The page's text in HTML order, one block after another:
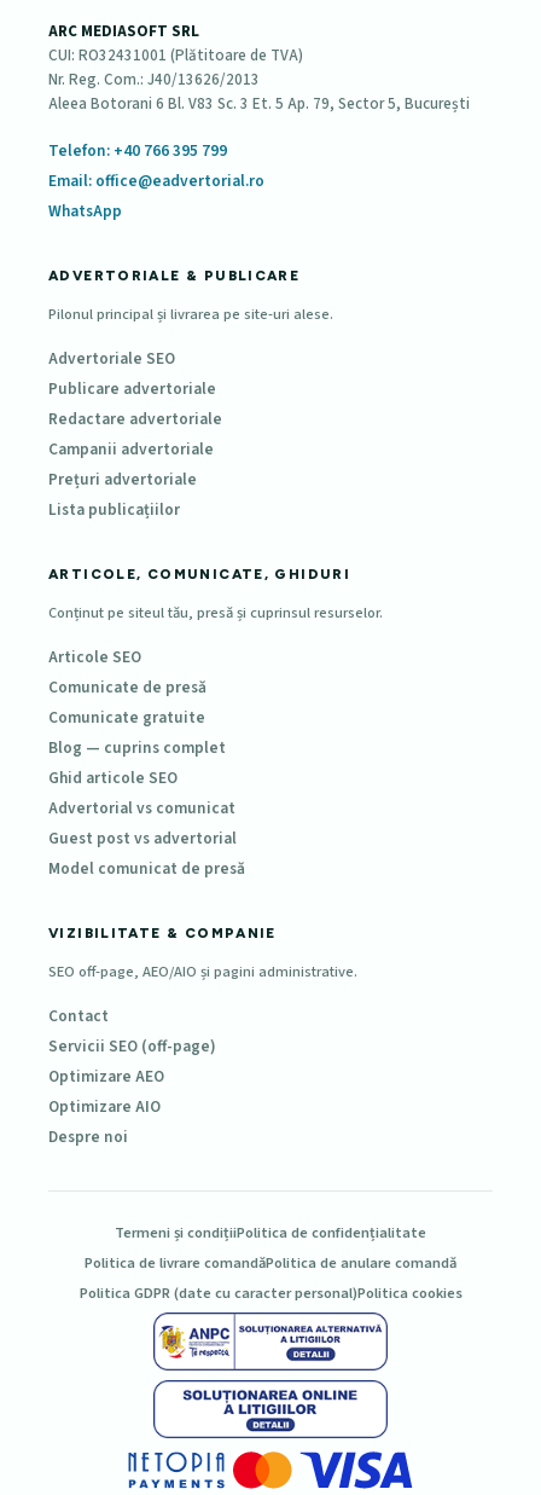
ARC MEDIASOFT SRL
CUI: RO32431001 (Plătitoare de TVA)
Nr. Reg. Com.: J40/13626/2013
Aleea Botorani 6 Bl. V83 Sc. 3 Et. 5 Ap. 79, Sector 5, București
Telefon: +40 766 395 799
Email: office@eadvertorial.ro
WhatsApp
ADVERTORIALE & PUBLICARE
Pilonul principal și livrarea pe site-uri alese.
Advertoriale SEO
Publicare advertoriale
Redactare advertoriale
Campanii advertoriale
Prețuri advertoriale
Lista publicațiilor
ARTICOLE, COMUNICATE, GHIDURI
Conținut pe siteul tău, presă și cuprinsul resurselor.
Articole SEO
Comunicate de presă
Comunicate gratuite
Blog — cuprins complet
Ghid articole SEO
Advertorial vs comunicat
Guest post vs advertorial
Model comunicat de presă
VIZIBILITATE & COMPANIE
SEO off-page, AEO/AIO și pagini administrative.
Contact
Servicii SEO (off-page)
Optimizare AEO
Optimizare AIO
Despre noi
Termeni și condițiiPolitica de confidențialitate
Politica de livrare comandăPolitica de anulare comandă
Politica GDPR (date cu caracter personal)Politica cookies